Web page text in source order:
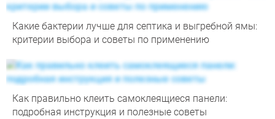
Какие бактерии лучше для септика и выгребной ямы:
критерии выбора и советы по применению
Как правильно клеить самоклеящиеся панели:
подробная инструкция и полезные советы